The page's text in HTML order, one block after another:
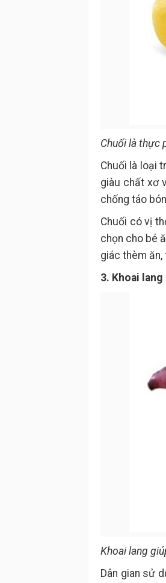
Chuối là thực
Chuối là loại
giàu chất xơ
chống táo
Chuối có vị
chọn cho bé
giác thèm ăn,
3. Khoai lang
Khoai lang
Dân gian sử